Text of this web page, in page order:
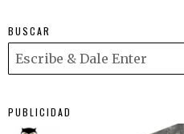
BUSCAR
PUBLICIDAD